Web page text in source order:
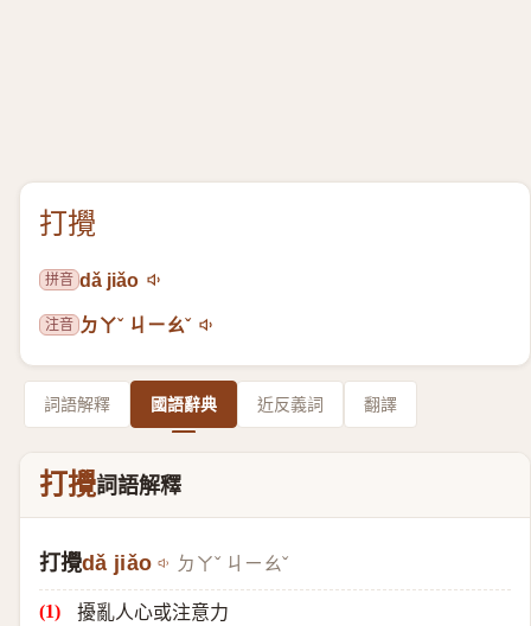
打攪
拼音 dǎ jiǎo
注音 ㄉㄚˇ ㄐㄧㄠˇ
詞語解釋 國語辭典 近反義詞 翻譯
打攪詞語解釋
打攪dǎ jiǎo ㄉㄚˇ ㄐㄧㄠˇ
擾亂人心或注意力